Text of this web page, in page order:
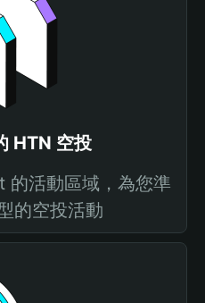
HTN 空投
活動區域，為您準
的空投活動